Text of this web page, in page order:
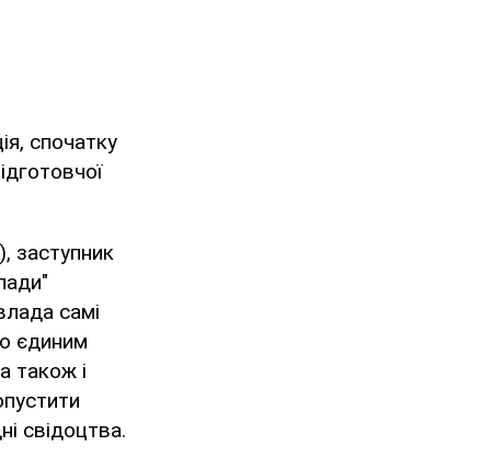
спочатку
заступник
самі
єдиним
також і
свідоцтва.